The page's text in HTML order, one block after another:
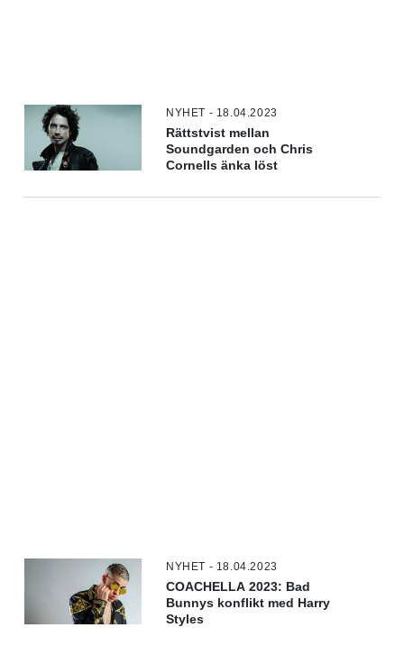
NYHET - 18.04.2023
Rättstvist mellan
Soundgarden och Chris
Cornells änka löst
NYHET - 18.04.2023
COACHELLA 2023: Bad
Bunnys konflikt med Harry
Styles